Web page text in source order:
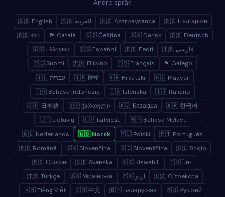
Andre språk
🇬🇧 English 🇸🇦 العربية 🇦🇿 Azərbaycanca
🇧🇬 Български
🇧🇩 বাংলা
🏴 Català 🇨🇿 Čeština 🇩🇰 Dansk
🇩🇪 Deutsch
🇬🇷 Ελληνικά
🇪🇸 Español 🇪🇪 Eesti
🇮🇷 فارسی
🇫🇮 Suomi
🇵🇭 Filipino 🇫🇷 Français
🏴 Galego
🇮🇱 עברית
🇮🇳 हिन्दी 🇭🇷 Hrvatski
🇭🇺 Magyar
🇮🇩 Bahasa Indonesia
🇮🇸 Íslenska
🇮🇹 Italiano
🇯🇵 日本語
🇬🇪 ქართული 🇰🇿 Қазақша
🇰🇷 한국어
🇱🇹 Lietuvių
🇱🇻 Latviešu
🇲🇾 Bahasa Melayu
🇳🇱 Nederlands
🇳🇴 Norsk 🇵🇱 Polski
🇵🇹 Português
🇷🇴 Română
🇸🇰 Slovenčina 🇸🇮 Slovenščina
🇦🇱 Shqip
🇷🇸 Српски
🇸🇪 Svenska 🇰🇪 Kiswahili
🇹🇭 ไทย
🇹🇷 Türkçe
🇺🇦 Українська 🇵🇰 اردو
🇺🇿 Oʻzbekcha
🇻🇳 Tiếng Việt
🇨🇳 中文 🇧🇾 Беларуская 🇷🇺 Русский